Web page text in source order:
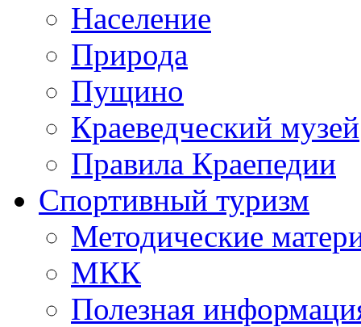
Население
Природа
Пущино
Краеведческий музей
Правила Краепедии
Спортивный туризм
Методические
МКК
Полезная